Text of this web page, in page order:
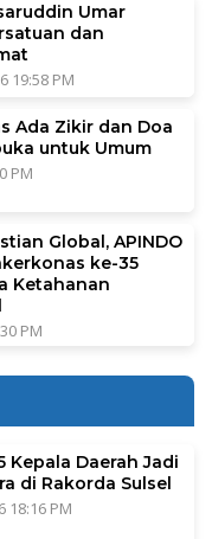
Umar
dan
19:58 PM
Ada Zikir dan Doa
untuk Umum
PM
Global, APINDO
ke-35
Ketahanan
PM
Kepala Daerah Jadi
di Rakorda Sulsel
18:16 PM